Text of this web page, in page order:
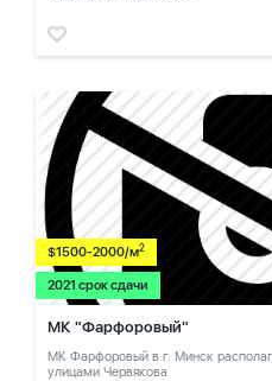
$1500-2000/м2
2021 срок сдачи
МК "Фарфоровый"
МК Фарфоровый в г. Минск
улицами Червякова